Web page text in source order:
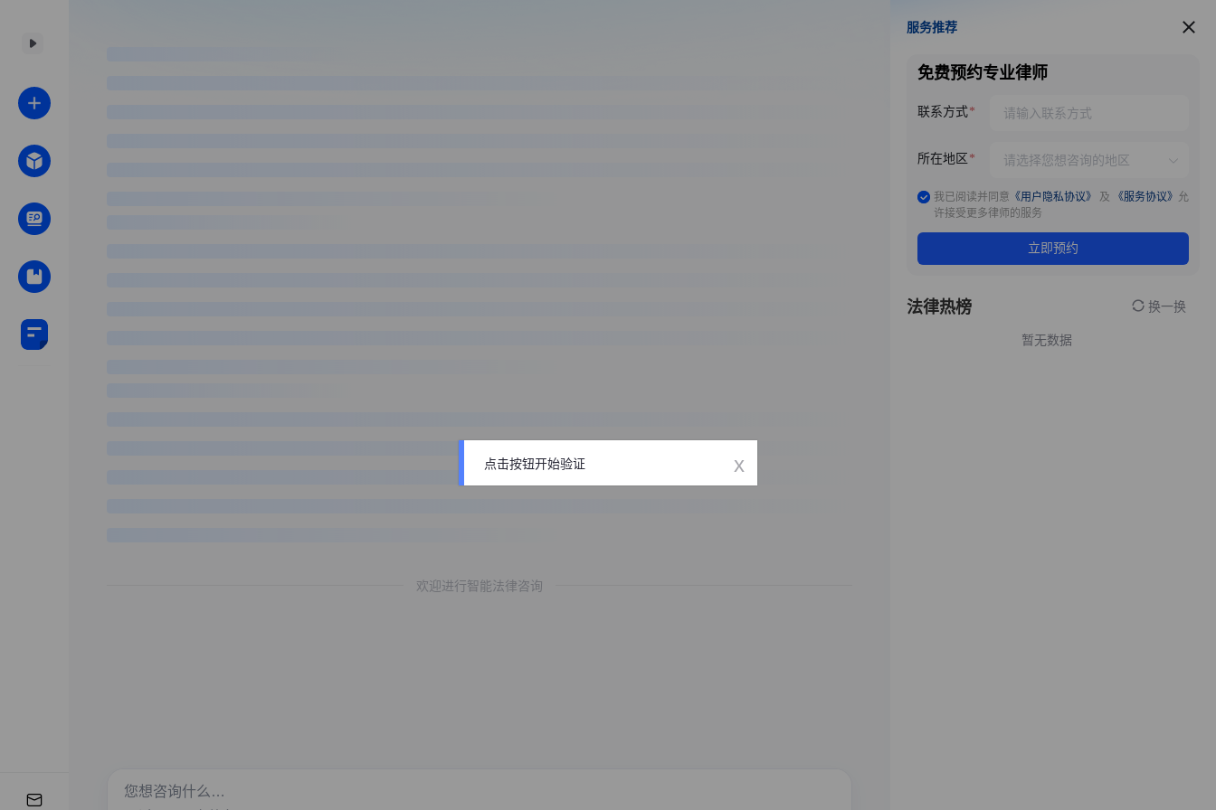
欢迎进行智能法律咨询
服务推荐
服务推荐
免费预约专业律师
联系方式
所在地区
我已阅读并同意 《用户隐私协议》 及 《服务协议》 允
许接受更多律师的服务
立即预约
法律热榜 换一换
暂无数据
点击按钮开始验证 x